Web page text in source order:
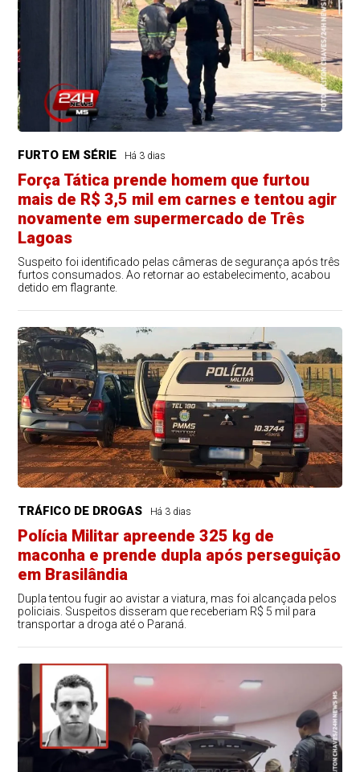
FURTO EM SÉRIE Há 3 dias
Força Tática prende homem que furtou
mais de R$ 3,5 mil em carnes e tentou agir
novamente em supermercado de Três
Lagoas
Suspeito foi identificado pelas câmeras de segurança após três
furtos consumados. Ao retornar ao estabelecimento, acabou
detido em flagrante.
TRÁFICO DE DROGAS Há 3 dias
Polícia Militar apreende 325 kg de
maconha e prende dupla após perseguição
em Brasilândia
Dupla tentou fugir ao avistar a viatura, mas foi alcançada pelos
policiais. Suspeitos disseram que receberiam R$ 5 mil para
transportar a droga até o Paraná.